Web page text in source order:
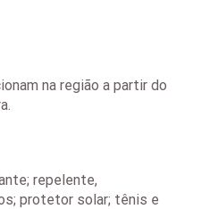
na região a partir do
repelente,
protetor solar; tênis e